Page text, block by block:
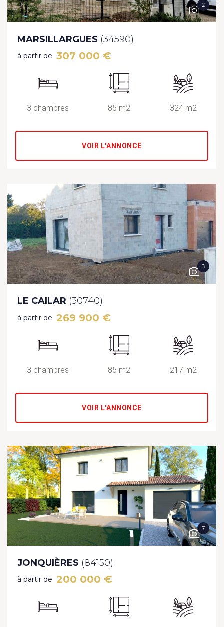
2
MARSILLARGUES (34590)
à partir de 307 000 €
3 chambres 85 m2 324 m2
VOIR L'ANNONCE
3
LE CAILAR (30740)
à partir de 269 900 €
3 chambres 85 m2 217 m2
VOIR L'ANNONCE
7
JONQUIÈRES (84150)
à partir de 200 000 €